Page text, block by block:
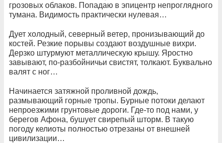
грозовых облаков. Попадаю в эпицентр непроглядного
тумана. Видимость практически нулевая…
Дует холодный, северный ветер, пронизывающий до
костей. Резкие порывы создают воздушные вихри.
Дерзко штурмуют металлическую крышу. Яростно
завывают, по-разбойничьи свистят, толкают. Буквально
валят с ног…
Начинается затяжной проливной дождь,
размывающий горные тропы. Бурные потоки делают
непроезжими грунтовые дороги. Где-то под нами, у
берегов Афона, бушует свирепый шторм. В такую
погоду келиоты полностью отрезаны от внешней
цивилизации…